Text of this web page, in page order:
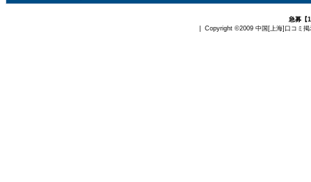
急募【
| Copyright ©2009 中国[上海]口コミ掲